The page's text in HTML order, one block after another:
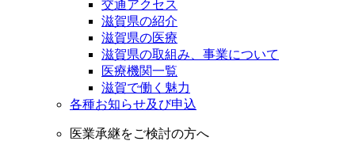
交通アクセス
滋賀県の紹介
滋賀県の医療
滋賀県の取組み、事業について
医療機関一覧
滋賀で働く魅力
各種お知らせ及び申込
医業承継をご検討の方へ